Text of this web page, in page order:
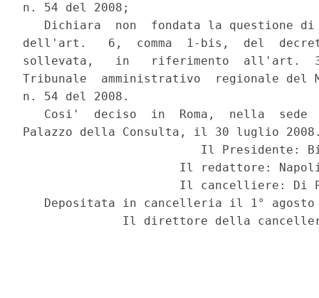
n. 54 del 2008;
Dichiara  non  fondata la questione
dell'art.   6,  comma  1-bis,  del
sollevata,   in   riferimento  all'art.
Tribunale  amministrativo  regionale
n. 54 del 2008.
Cosi'  deciso  in  Roma,  nella  sede
Palazzo della Consulta, il 30 luglio
Il Presidente:
Il redattore:
Il cancelliere: Di
Depositata in cancelleria il 1° agosto